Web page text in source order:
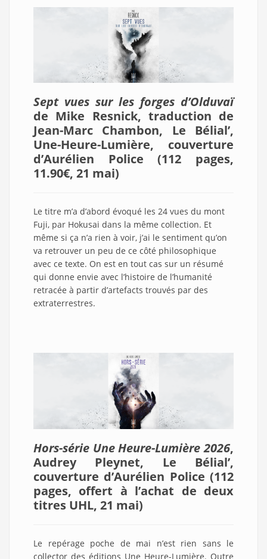
Sept vues sur les forges d’Olduvaï
de Mike Resnick, traduction de
Jean-Marc Chambon, Le Bélial’,
Une-Heure-Lumière, couverture
d’Aurélien Police (112 pages,
11.90€, 21 mai)
Le titre m’a d’abord évoqué les 24 vues du mont
Fuji, par Hokusai dans la même collection. Et
même si ça n’a rien à voir, j’ai le sentiment qu’on
va retrouver un peu de ce côté philosophique
avec ce texte. On est en tout cas sur un résumé
qui donne envie avec l’histoire de l’humanité
retracée à partir d’artefacts trouvés par des
extraterrestres.
Hors-série Une Heure-Lumière 2026,
Audrey Pleynet, Le Bélial’,
couverture d’Aurélien Police (112
pages, offert à l’achat de deux
titres UHL, 21 mai)
Le repérage poche de mai n’est rien sans le
collector des éditions Une Heure-Lumière. Outre